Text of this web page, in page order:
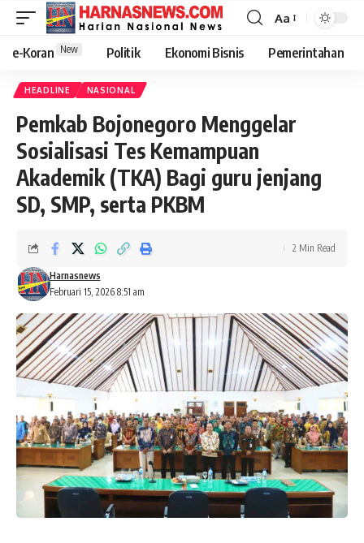
Aa
e-Koran New Politik Ekonomi Bisnis Pemerintahan
HEADLINE NASIONAL
Pemkab Bojonegoro Menggelar
Sosialisasi Tes Kemampuan
Akademik (TKA) Bagi guru jenjang
SD, SMP, serta PKBM
Februari 15, 2026 8:51 am
Harnasnews
2 Min Read